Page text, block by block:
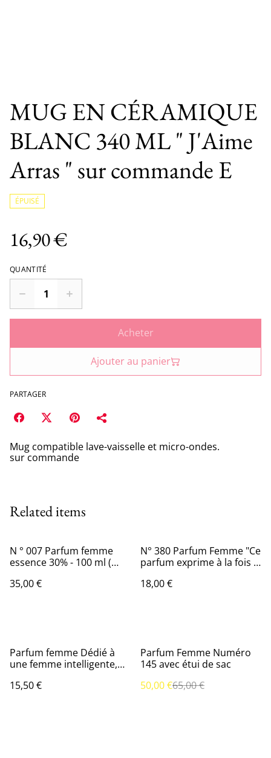
MUG EN CÉRAMIQUE
BLANC 340 ML " J'Aime
Arras " sur commande E
ÉPUISÉ
16,90 €
QUANTITÉ
Acheter
Ajouter au panier
PARTAGER
Mug compatible lave-vaisselle et micro-ondes.
sur commande
Related items
N ° 007 Parfum femme
essence 30% - 100 ml (
cancer ). j'adora .....
35,00 €
N° 380 Parfum Femme "Ce
parfum exprime à la fois la
mystère "
18,00 €
Parfum femme Dédié à
une femme intelligente,
ml
15,50 €
%
Parfum Femme Numéro
145 avec étui de sac
50,00 €65,00 €